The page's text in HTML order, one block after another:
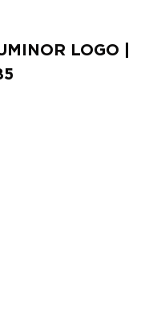
LOGO